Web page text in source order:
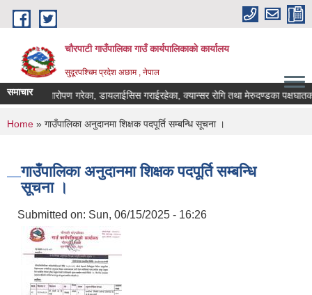
Skip to main content
चौरपाटी गाउँपालिका गाउँ कार्यपालिकाकाे कार्यालय
सुदूरपश्चिम प्रदेश अछाम , नेपाल
समाचार
प्रत्यारोपण गरेका, डायलाईसिस गराईरहेका, क्यान्सर रोगि तथा मेरुदण्डका
You are here
Home » गाउँपालिका अनुदानमा शिक्षक पदपूर्ति सम्बन्धि सूचना ।
गाउँपालिका अनुदानमा शिक्षक पदपूर्ति सम्बन्धि
सूचना ।
Submitted on: Sun, 06/15/2025 - 16:26